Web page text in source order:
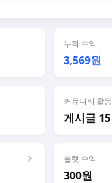
누적 수익
3,569원
커뮤니티 활동
게시글 15
룰렛 수익
300원